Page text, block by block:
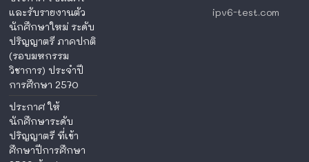
และรับรายงานตัว
นักศึกษาใหม่ ระดับ
ปริญญาตรี ภาคปกติ
(รอบมหกรรม
วิชาการ) ประจำปี
การศึกษา 2570
ประกาศ ให้
นักศึกษาระดับ
ปริญญาตรี ที่เข้า
ศึกษาปีการศึกษา
ipv6-test.com